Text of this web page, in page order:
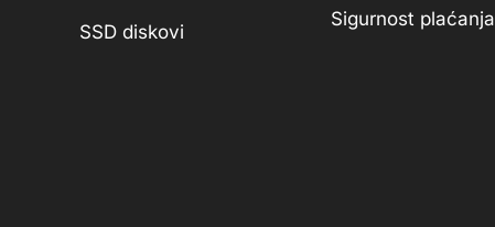
SSD diskovi
Sigurnost plaćanja